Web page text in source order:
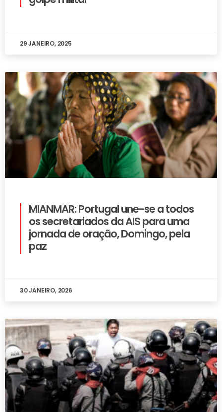
29 JANEIRO, 2025
MIANMAR: Portugal une-se a todos
os secretariados da AIS para uma
jornada de oração, Domingo, pela
paz
30 JANEIRO, 2026